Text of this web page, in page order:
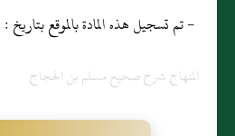
- تم تسجيل هذه المادة بالموقع بتاريخ : 28/03/2015
المنهاج شرح صحيح مسلم بن الحجاج